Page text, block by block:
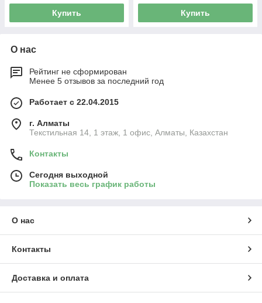
Купить Купить
О нас
Рейтинг не сформирован
Менее 5 отзывов за последний год
Работает с 22.04.2015
г. Алматы
Текстильная 14, 1 этаж, 1 офис, Алматы, Казахстан
Контакты
Сегодня выходной
Показать весь график работы
О нас
Контакты
Доставка и оплата